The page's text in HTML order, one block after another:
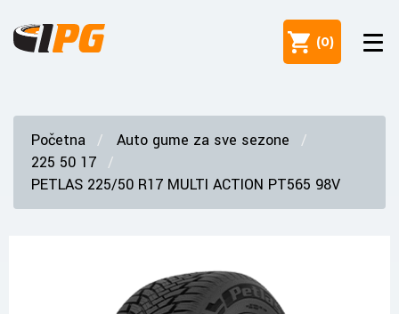
(0)
Početna
Auto gume za sve sezone
225 50 17
PETLAS 225/50 R17 MULTI ACTION PT565 98V